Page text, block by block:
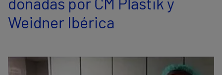
Equipo médico y asistencial
Comunicación
donadas por CM Plastik y
Weidner Ibérica